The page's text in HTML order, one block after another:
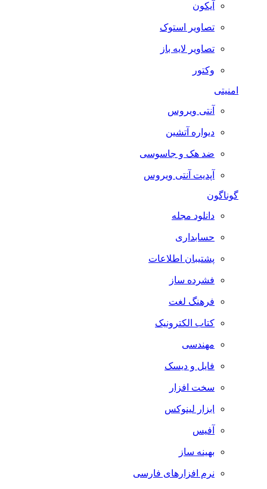
آیکون
تصاویر استوک
تصاویر لایه باز
وکتور
آنتی ویروس
دیواره آتشین
ضد هک و جاسوسی
آپدیت آنتی ویروس
گوناگون
دانلود مجله
حسابداری
پشتیبان اطلاعات
فشرده ساز
فرهنگ لغت
کتاب الکترونیک
مهندسی
فایل و دیسک
سخت افزار
ابزار لینوکس
آفیس
بهینه ساز
نرم افزارهای فارسی